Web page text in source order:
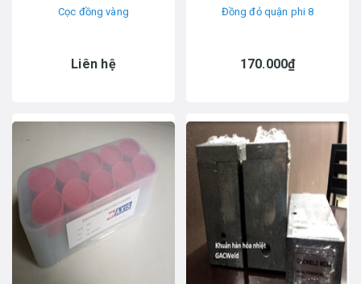
Cọc đồng vàng
Liên hệ
Đồng đỏ quận phi 8
170.000₫